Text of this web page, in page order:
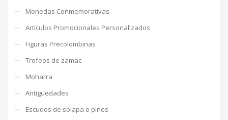
Monedas Conmemorativas
Artículos Promocionales Personalizados
Figuras Precolombinas
Trofeos de zamac
Moharra
Antigüedades
Escudos de solapa o pines